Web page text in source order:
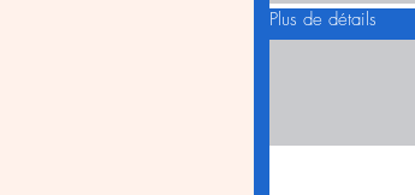
Plus de détails